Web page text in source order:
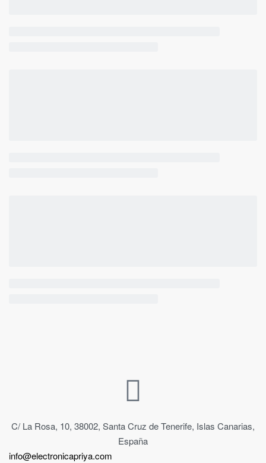
C/ La Rosa, 10, 38002, Santa Cruz de Tenerife, Islas Canarias,
España
info@electronicapriya.com